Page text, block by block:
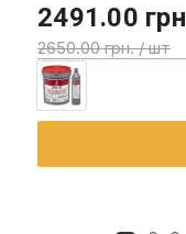
2491.00
2650.00 грн. / шт